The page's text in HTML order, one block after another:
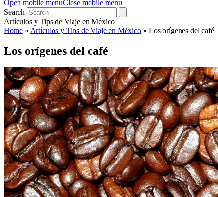
Open mobile menuClose mobile menu
Search
Artículos y Tips de Viaje en México
Home » Artículos y Tips de Viaje en México » Los orígenes del café
Los orígenes del café